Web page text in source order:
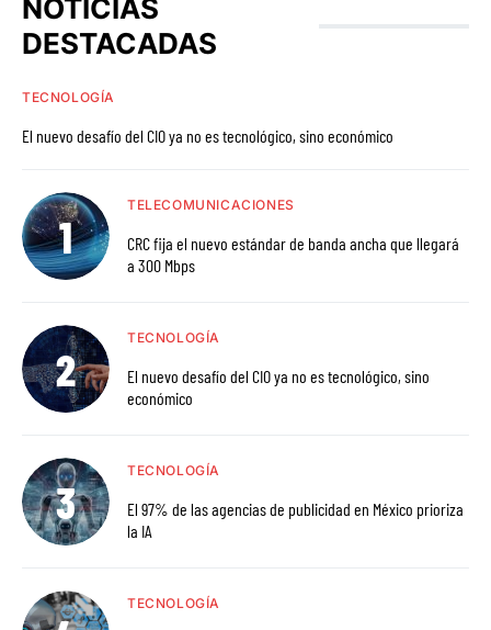
NOTICIAS
DESTACADAS
TECNOLOGÍA
El nuevo desafío del CIO ya no es tecnológico, sino económico
TELECOMUNICACIONES
CRC fija el nuevo estándar de banda ancha que llegará
a 300 Mbps
TECNOLOGÍA
El nuevo desafío del CIO ya no es tecnológico, sino
económico
TECNOLOGÍA
El 97% de las agencias de publicidad en México prioriza
la IA
TECNOLOGÍA